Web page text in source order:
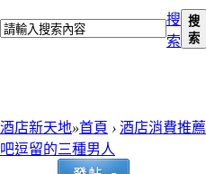
搜
索
搜
索
酒店新天地»首頁 › 酒店消費推薦
吧逗留的三種男人